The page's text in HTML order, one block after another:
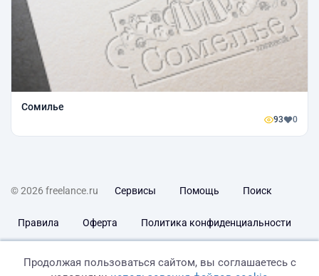
Сомилье
93 0
© 2026 freelance.ru Сервисы Помощь Поиск
Правила Оферта Политика конфиденциальности
Продолжая пользоваться сайтом, вы соглашаетесь с